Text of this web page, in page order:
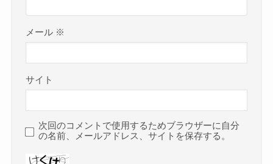
メール ※
サイト
次回のコメントで使用するためブラウザーに自分
の名前、メールアドレス、サイトを保存する。